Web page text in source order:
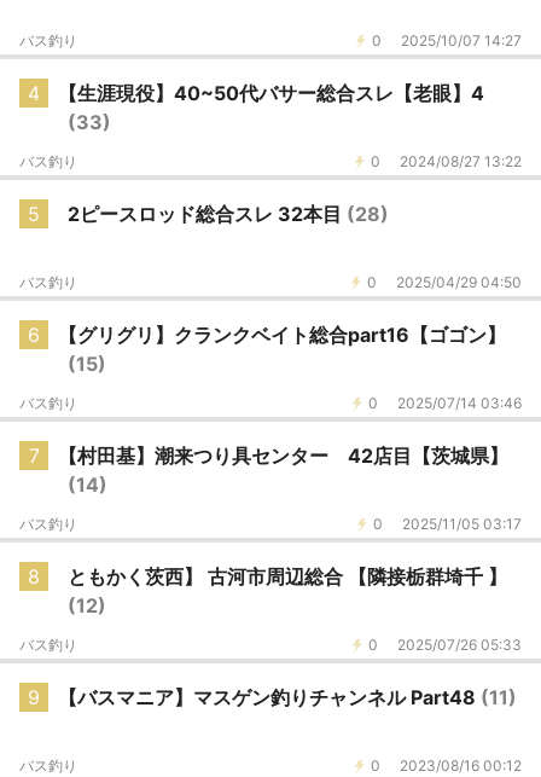
0 2025/10/07 14:27
バス釣り
4
【生涯現役】40~50代バサー総合スレ【老眼】4
(33)
0 2024/08/27 13:22
バス釣り
5 2ピースロッド総合スレ 32本目 (28)
0 2025/04/29 04:50
バス釣り
6
【グリグリ】クランクベイト総合part16【ゴゴン】
(15)
0 2025/07/14 03:46
バス釣り
7
【村田基】潮来つり具センター 42店目【茨城県】
(14)
0 2025/11/05 03:17
バス釣り
8
ともかく茨西】 古河市周辺総合 【隣接栃群埼千 】
(12)
0 2025/07/26 05:33
バス釣り
9 【バスマニア】マスゲン釣りチャンネル Part48 (11)
0 2023/08/16 00:12
バス釣り